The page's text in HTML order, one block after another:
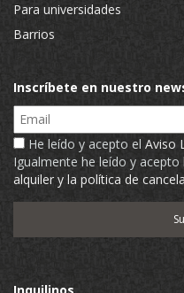
Para universidades
Barrios
Inscríbete en nuestro
Email
He leído y acepto el Aviso
Igualmente he leído y acepto
alquiler y la política de